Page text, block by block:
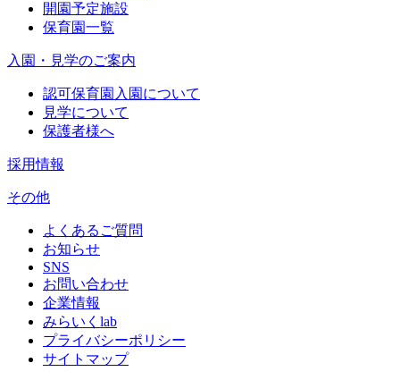
開園予定施設
保育園一覧
入園・見学のご案内
認可保育園入園について
見学について
保護者様へ
採用情報
その他
よくあるご質問
お知らせ
SNS
お問い合わせ
企業情報
みらいくlab
プライバシーポリシー
サイトマップ